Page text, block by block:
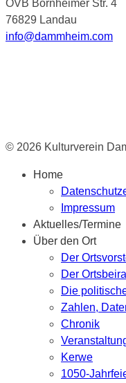
OVB Bornheimer Str. 4
76829 Landau
info@dammheim.com
© 2026 Kulturverein
Home
Impressum
Aktuelles/Termine
Über den Ort
Der
Der
Die
Zahlen,
Chronik
Kerwe
1050-